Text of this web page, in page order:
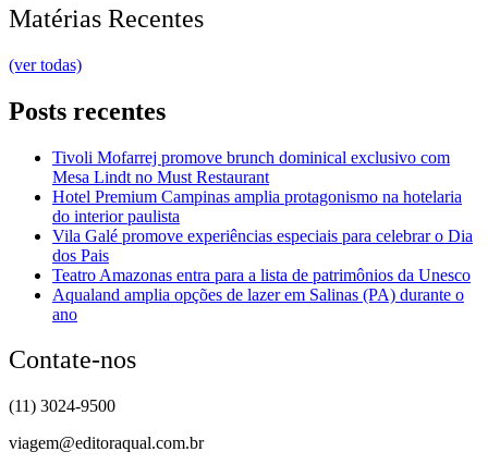
Matérias Recentes
(ver todas)
Posts recentes
Tivoli Mofarrej promove brunch dominical exclusivo com
Mesa Lindt no Must Restaurant
Hotel Premium Campinas amplia protagonismo na hotelaria
do interior paulista
Vila Galé promove experiências especiais para celebrar o Dia
dos Pais
Teatro Amazonas entra para a lista de patrimônios da Unesco
Aqualand amplia opções de lazer em Salinas (PA) durante o
ano
Contate-nos
(11) 3024-9500
viagem@editoraqual.com.br